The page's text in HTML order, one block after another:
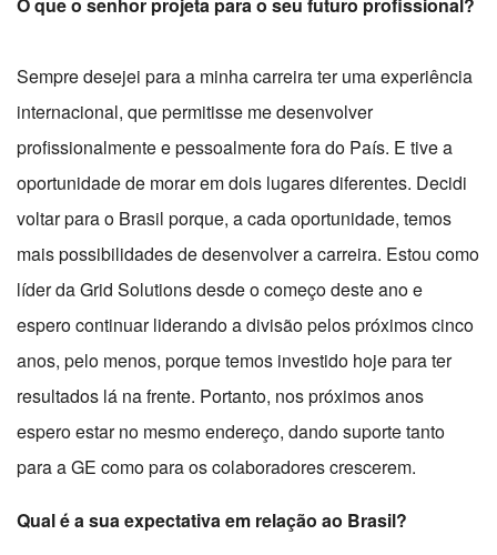
O que o senhor projeta para o seu futuro profissional?
Sempre desejei para a minha carreira ter uma experiência
internacional, que permitisse me desenvolver
profissionalmente e pessoalmente fora do País. E tive a
oportunidade de morar em dois lugares diferentes. Decidi
voltar para o Brasil porque, a cada oportunidade, temos
mais possibilidades de desenvolver a carreira. Estou como
líder da Grid Solutions desde o começo deste ano e
espero continuar liderando a divisão pelos próximos cinco
anos, pelo menos, porque temos investido hoje para ter
resultados lá na frente. Portanto, nos próximos anos
espero estar no mesmo endereço, dando suporte tanto
para a GE como para os colaboradores crescerem.
Qual é a sua expectativa em relação ao Brasil?